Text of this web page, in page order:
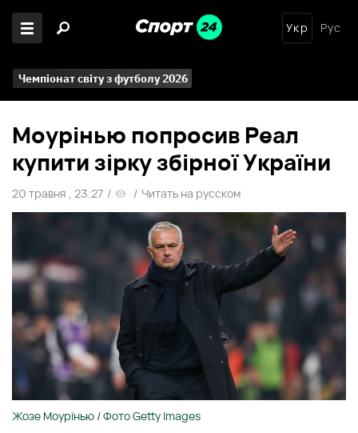
Укр Рус
Чемпіонат світу з футболу 2026
Моурінью попросив Реал
купити зірку збірної України
20 травня , 23:27 / / Читать на русском
Жозе Моурінью / Фото Getty Images